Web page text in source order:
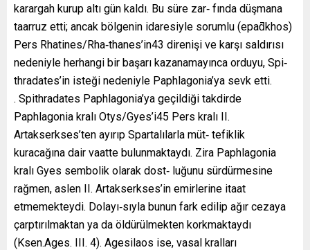
karargah kurup altı gün kaldı. Bu süre zar‐ fında düşmana
taarruz etti; ancak bölgenin idaresiyle sorumlu (epaƌkhos)
Pers Rhatines/Rha‐thanes’in43 direnişi ve karşı saldırısı
nedeniyle herhangi bir başarı kazanamayınca orduyu, Spi‐
thradates’in isteği nedeniyle Paphlagonia’ya sevk etti.
. Spithradates Paphlagonia’ya geçildiği takdirde
Paphlagonia kralı Otys/Gyes’i45 Pers kralı II.
Artakserkses’ten ayırıp Spartalılarla müt‐ tefiklik
kuracağına dair vaatte bulunmaktaydı. Zira Paphlagonia
kralı Gyes sembolik olarak dost‐ luğunu sürdürmesine
rağmen, aslen II. Artakserkses’in emirlerine itaat
etmemekteydi. Dolayı‐sıyla bunun fark edilip ağır cezaya
çarptırılmaktan ya da öldürülmekten korkmaktaydı
(Ksen.Ages. III. 4). Agesilaos ise, vasal kralları